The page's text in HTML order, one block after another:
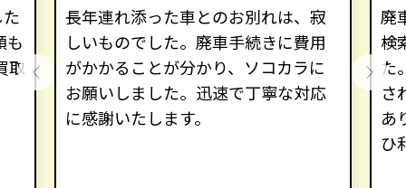
も
取
長年連れ添った車とのお別れは、寂
しいものでした。廃車手続きに費用
がかかることが分かり、ソコカラに
お願いしました。迅速で丁寧な対応
に感謝いたします。
廃
検
た
さ
あ
ひ